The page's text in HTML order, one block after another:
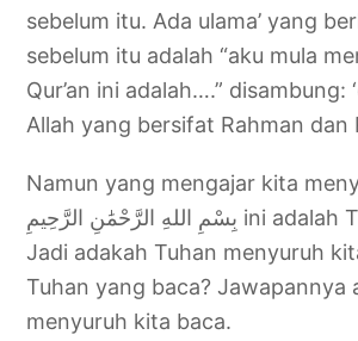
sebelum itu. Ada ulama’ yang
sebelum itu adalah “aku mula
Qur’an ini adalah….” disambung:
Allah yang bersifat Rahman dan
Namun yang mengajar kita
بِسْمِ اللهِ الرَّحْمَٰنِ الرَّحِيمِ ini adalah Tuhan sendiri.
Jadi adakah Tuhan menyuruh
Tuhan yang baca? Jawapannya
menyuruh kita baca.